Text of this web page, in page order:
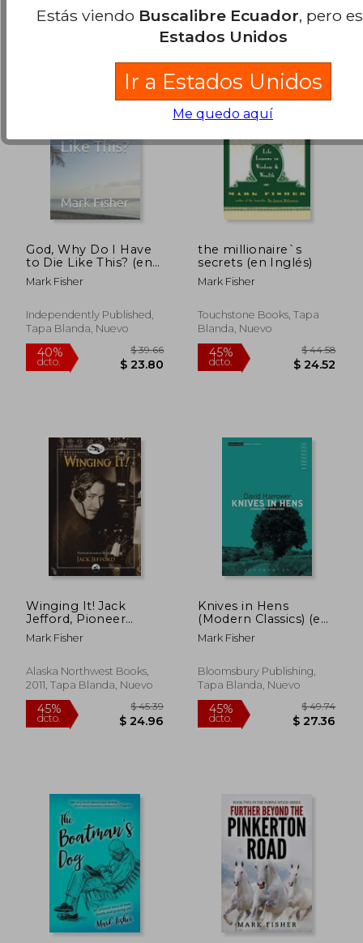
40%
dcto.
$ 48.34 45%
dcto.
God, Why Do I Have
to Die Like This? (en
Inglés)
Mark Fisher
Independently Published,
Tapa Blanda, Nuevo
the millionaire`s
secrets (en Inglés)
Mark Fisher
Touchstone Books, Tapa
Blanda, Nuevo
Winging It! Jack
Jefford, Pioneer
Alaskan Aviator
(Caribou Classics) (en
Mark Fisher
Alaska Northwest Books,
2011, Tapa Blanda, Nuevo
Knives in Hens
(Modern Classics) (en
Inglés)
Mark Fisher
Bloomsbury Publishing,
Tapa Blanda, Nuevo
Estás viendo Buscalibre Ecuador, pero
Estados Unidos
Ir a Estados Unidos
Me quedo aquí